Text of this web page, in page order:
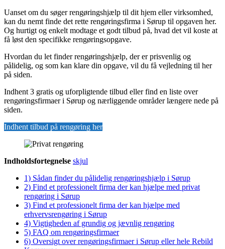
Uanset om du søger rengøringshjælp til dit hjem eller virksomhed,
kan du nemt finde det rette rengøringsfirma i Sørup til opgaven her.
Og hurtigt og enkelt modtage et godt tilbud på, hvad det vil koste at
få løst den specifikke rengøringsopgave.
Hvordan du let finder rengøringshjælp, der er prisvenlig og
pålidelig, og som kan klare din opgave, vil du få vejledning til her
på siden.
Indhent 3 gratis og uforpligtende tilbud eller find en liste over
rengøringsfirmaer i Sørup og nærliggende områder længere nede på
siden.
Indhent tilbud på rengøring her
Indholdsfortegnelse skjul
1) Sådan finder du pålidelig rengøringshjælp i Sørup
2) Find et professionelt firma der kan hjælpe med privat
rengøring i Sørup
3) Find et professionelt firma der kan hjælpe med
erhvervsrengøring i Sørup
4) Vigtigheden af grundig og jævnlig rengøring
5) FAQ om rengøringsfirmaer
6) Oversigt over rengøringsfirmaer i Sørup eller hele Rebild